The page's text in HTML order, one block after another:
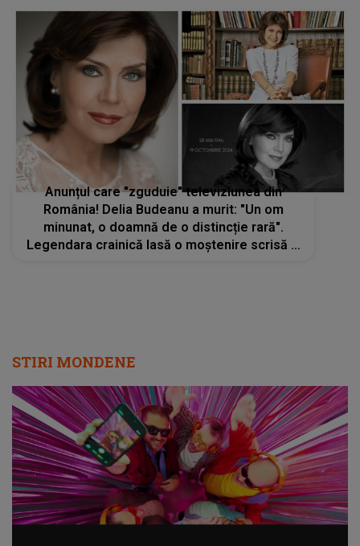
Anunțul care "zguduie" televiziunea din
România! Delia Budeanu a murit: "Un om
minunat, o doamnă de o distincție rară".
Legendara crainică lasă o moștenire scrisă și
vizuală
STIRI MONDENE
Radio Impuls cucerește tot mai mulți
ascultători: creșteri semnificative în audiență